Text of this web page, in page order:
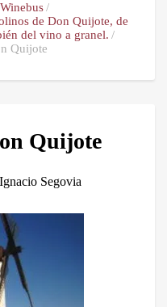
de Don Quijote, de
del vino a granel.
Quijote
Quijote
Ignacio Segovia